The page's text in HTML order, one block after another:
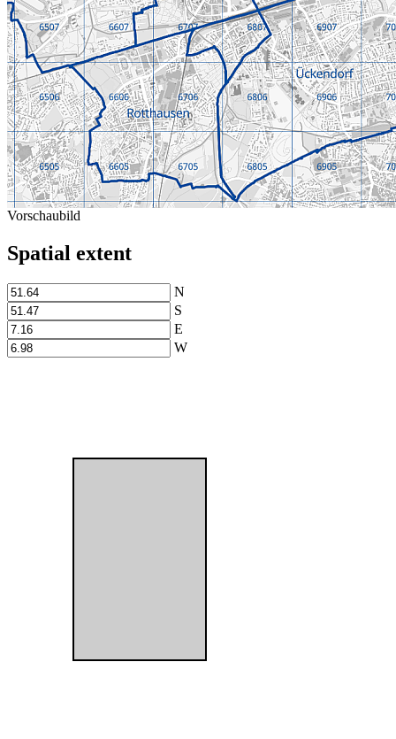
Vorschaubild
Spatial extent
N
S
E
W